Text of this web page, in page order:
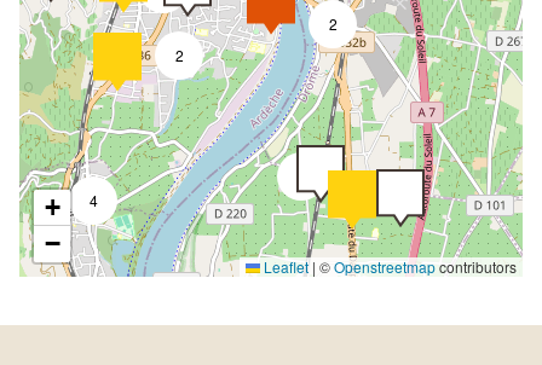
2
4
2
+
−
Leaflet | ©Openstreetmapcontributors